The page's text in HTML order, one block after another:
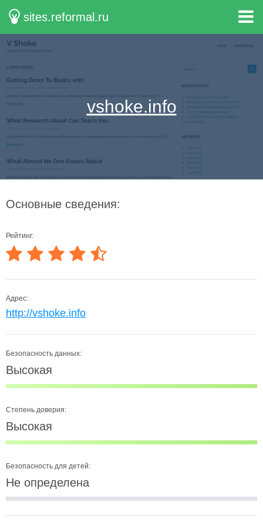
sites.reformal.ru
vshoke.info
Основные сведения:
Рейтинг:
Адрес:
http://vshoke.info
Безопасность данных:
Высокая
Степень доверия:
Высокая
Безопасность для детей:
Не определена